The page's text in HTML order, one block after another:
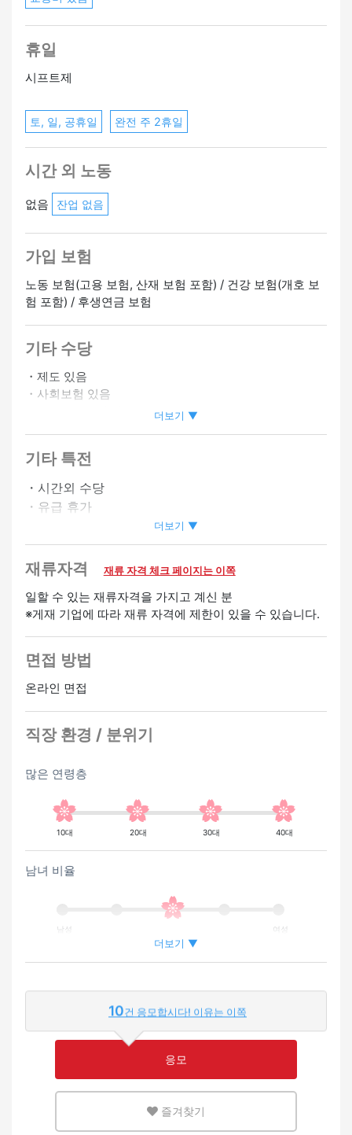
휴일
시프트제
토, 일, 공휴일 완전 주 2휴일
시간 외 노동
없음 잔업 없음
가입 보험
노동 보험(고용 보험, 산재 보험 포함) / 건강 보험(개호 보
험 포함) / 후생연금 보험
기타 수당
・제도 있음
・사회보험 있음
더보기 ▼
기타 특전
・시간외 수당
・유급 휴가
환영
여성 활약중 미경험 OK 영어 스피커 환영
더보기 ▼
재류자격 재류 자격 체크 페이지는 이쪽
일할 수 있는 재류자격을 가지고 계신 분
※게재 기업에 따라 재류 자격에 제한이 있을 수 있습니다.
면접 방법
온라인 면접
직장 환경 / 분위기
많은 연령층
10대 20대 30대 40대
남녀 비율
남성 여성
외국인이 근무하는 비율
영어 또는 모국어를 살릴 수 있는 환경
더보기 ▼
10 건 응모합시다! 이유는 이쪽
응모
즐겨찾기